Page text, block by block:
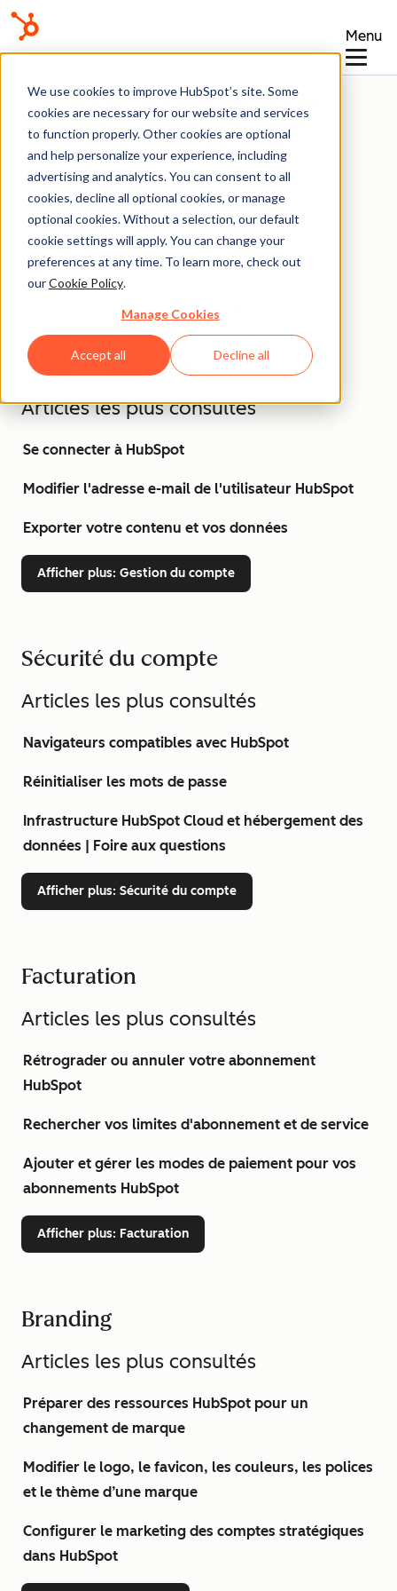
We use cookies to improve HubSpot’s site. Some
cookies are necessary for our website and services
to function properly. Other cookies are optional
and help personalize your experience, including
advertising and analytics. You can consent to all
cookies, decline all optional cookies, or manage
optional cookies. Without a selection, our default
cookie settings will apply. You can change your
preferences at any time. To learn more, check out
ourCookie Policy.
Manage Cookies
Accept all Decline all
Menu
Base de connaissances
Base de connaissances
Compte et configuration
Gestion du compte
Articles les plus consultés
Se connecter à HubSpot
Modifier l'adresse e-mail de l'utilisateur HubSpot
Exporter votre contenu et vos données
Afficher plus: Gestion du compte
Sécurité du compte
Articles les plus consultés
Navigateurs compatibles avec HubSpot
Réinitialiser les mots de passe
Infrastructure HubSpot Cloud et hébergement des
données | Foire aux questions
Afficher plus: Sécurité du compte
Facturation
Articles les plus consultés
Rétrograder ou annuler votre abonnement
HubSpot
Rechercher vos limites d'abonnement et de service
Ajouter et gérer les modes de paiement pour vos
abonnements HubSpot
Afficher plus: Facturation
Branding
Articles les plus consultés
Préparer des ressources HubSpot pour un
changement de marque
Modifier le logo, le favicon, les couleurs, les polices
et le thème d’une marque
Configurer le marketing des comptes stratégiques
dans HubSpot